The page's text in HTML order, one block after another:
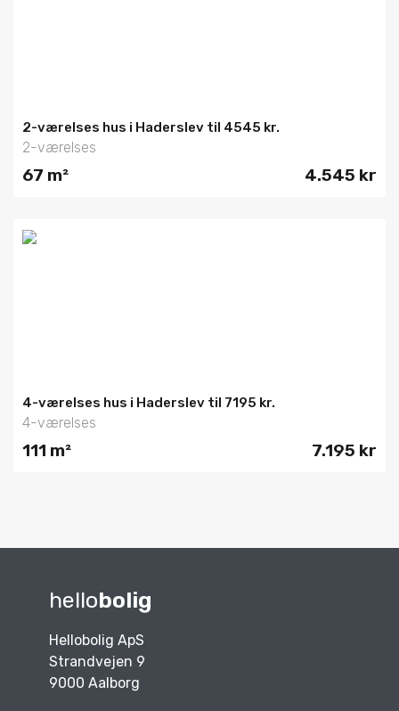
2-værelses hus i Haderslev til 4545 kr.
2-værelses
67 m² 4.545 kr
4-værelses hus i Haderslev til 7195 kr.
4-værelses
111 m² 7.195 kr
hellobolig
Hellobolig ApS
Strandvejen 9
9000 Aalborg